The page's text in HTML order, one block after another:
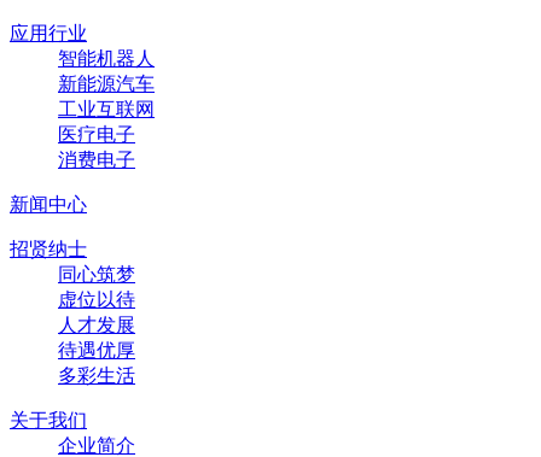
应用行业
智能机器人
新能源汽车
工业互联网
医疗电子
消费电子
新闻中心
招贤纳士
同心筑梦
虚位以待
人才发展
待遇优厚
多彩生活
关于我们
企业简介